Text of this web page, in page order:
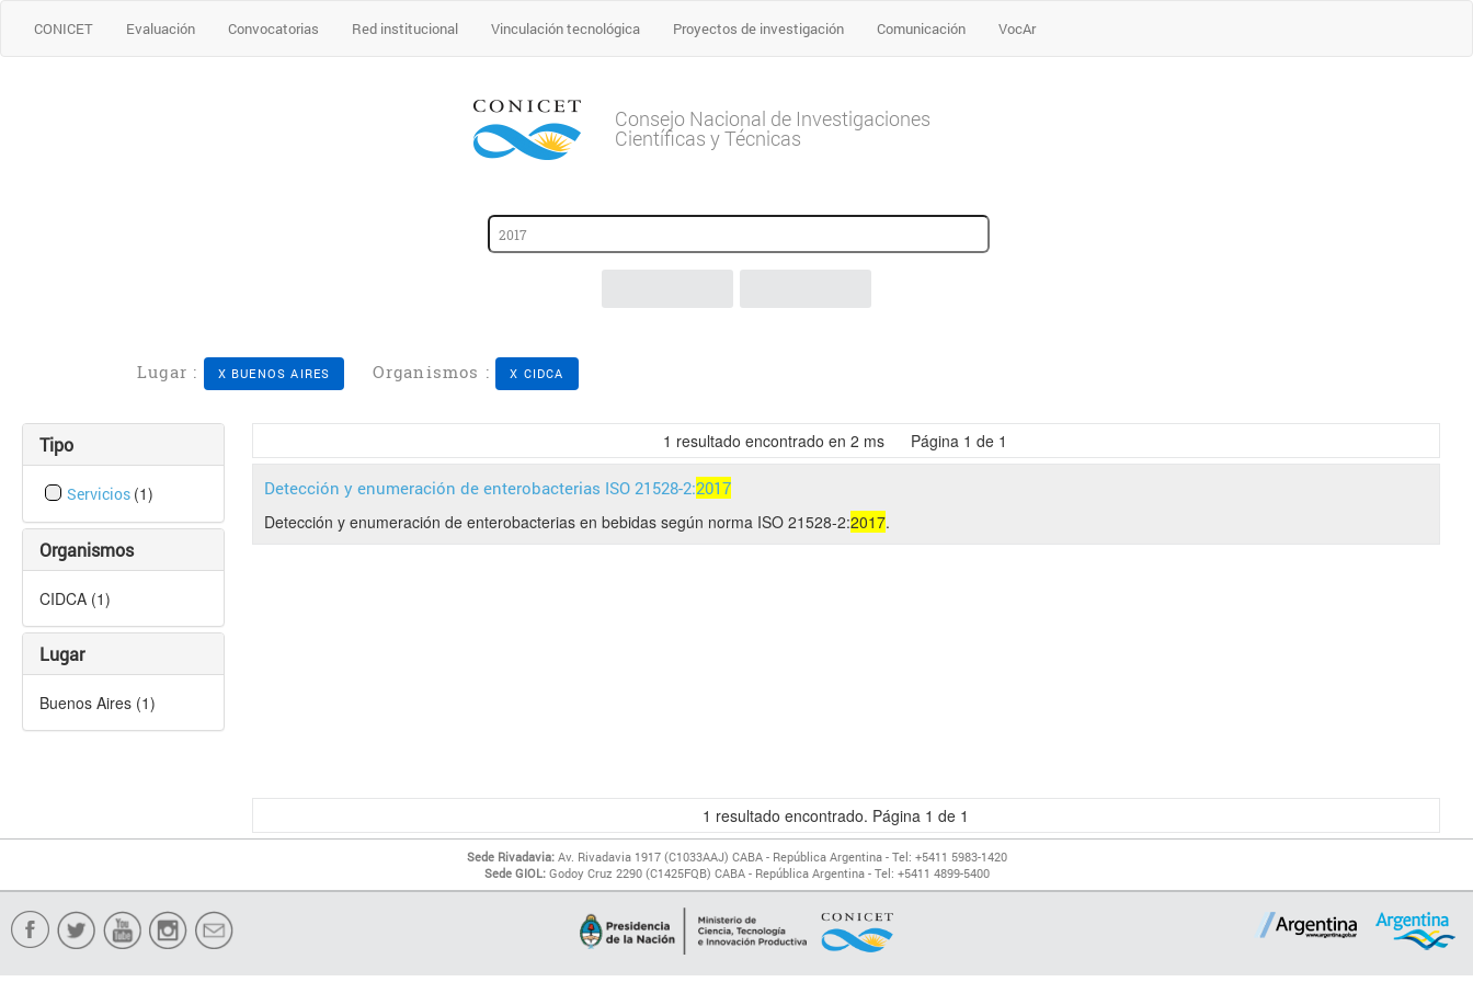
CONICET Evaluación Convocatorias Red institucional Vinculación tecnológica Proyectos de investigación Comunicación VocAr
Consejo Nacional de Investigaciones
Científicas y Técnicas
Lugar : X BUENOS AIRES Organismos : X CIDCA
Tipo
Servicios (1)
Organismos
CIDCA (1)
Lugar
Buenos Aires (1)
1 resultado encontrado en 2 ms Página 1 de 1
Detección y enumeración de enterobacterias ISO 21528-2:2017
Detección y enumeración de enterobacterias en bebidas según norma ISO 21528-2:2017.
1 resultado encontrado. Página 1 de 1
Sede Rivadavia:Av. Rivadavia 1917 (C1033AAJ) CABA - República Argentina - Tel: +5411 5983-1420
Sede GIOL:Godoy Cruz 2290 (C1425FQB) CABA - República Argentina - Tel: +5411 4899-5400